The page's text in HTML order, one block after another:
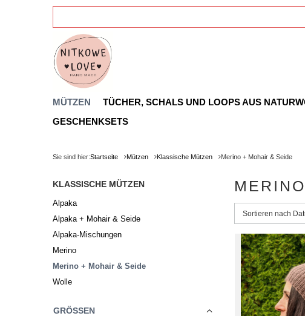
MÜTZEN TÜCHER, SCHALS UND LOOPS AUS
GESCHENKSETS
Sie sind hier:Startseite Mützen Klassische Mützen Merino + Mohair & Seide
KLASSISCHE MÜTZEN
Alpaka
Alpaka + Mohair & Seide
Alpaka-Mischungen
Merino
Merino + Mohair & Seide
Wolle
GRÖSSEN
Sortierung ändern
Sortieren nach